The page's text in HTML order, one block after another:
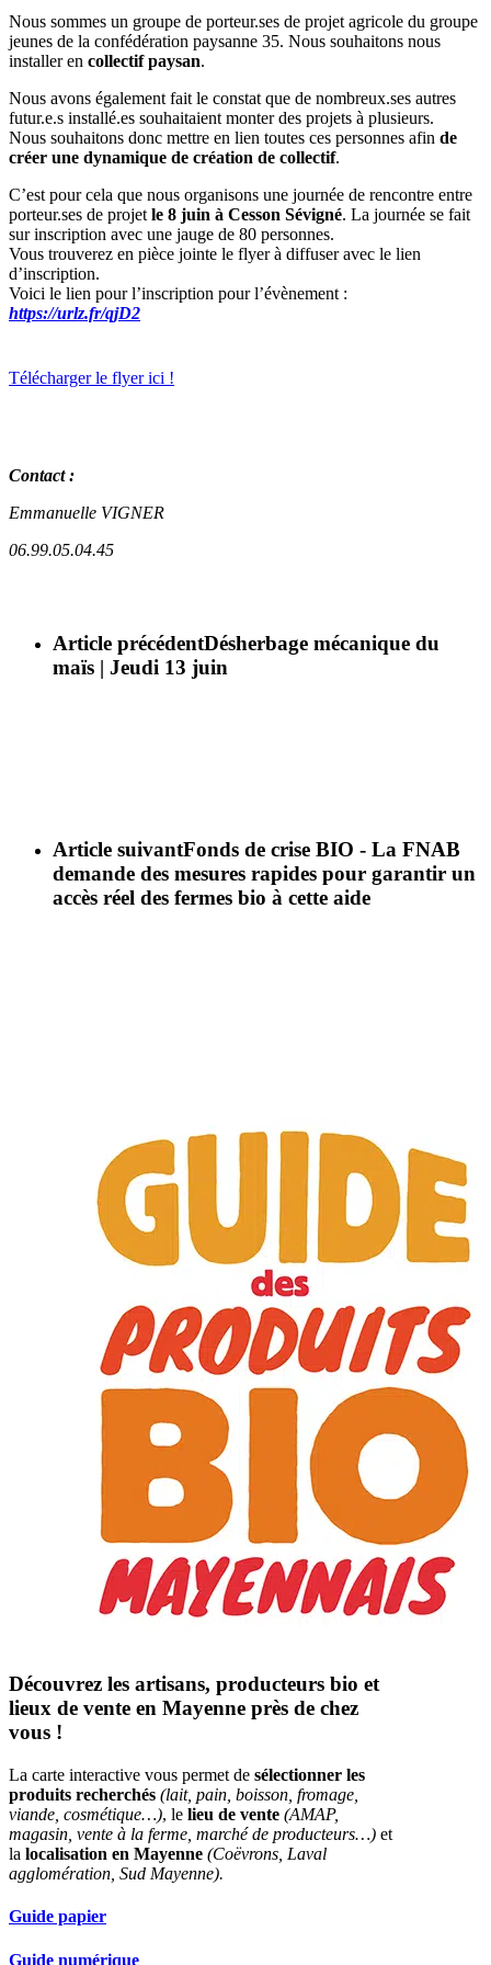
Nous sommes un groupe de porteur.ses de projet agricole du groupe
jeunes de la confédération paysanne 35. Nous souhaitons nous
installer en collectif paysan.
Nous avons également fait le constat que de nombreux.ses autres
futur.e.s installé.es souhaitaient monter des projets à plusieurs.
Nous souhaitons donc mettre en lien toutes ces personnes afin de
créer une dynamique de création de collectif.
C’est pour cela que nous organisons une journée de rencontre entre
porteur.ses de projet le 8 juin à Cesson Sévigné. La journée se fait
sur inscription avec une jauge de 80 personnes.
Vous trouverez en pièce jointe le flyer à diffuser avec le lien
d’inscription.
Voici le lien pour l’inscription pour l’évènement :
https://urlz.fr/qjD2
Télécharger le flyer ici !
Contact :
Emmanuelle VIGNER
06.99.05.04.45
Article précédentDésherbage mécanique du
maïs | Jeudi 13 juin
Article suivantFonds de crise BIO - La FNAB
demande des mesures rapides pour garantir un
accès réel des fermes bio à cette aide
Découvrez les artisans, producteurs bio et
lieux de vente en Mayenne près de chez
vous !
La carte interactive vous permet de sélectionner les
produits recherchés (lait, pain, boisson, fromage,
viande, cosmétique…), le lieu de vente (AMAP,
magasin, vente à la ferme, marché de producteurs…) et
la localisation en Mayenne (Coëvrons, Laval
agglomération, Sud Mayenne).
Guide papier
Guide numérique